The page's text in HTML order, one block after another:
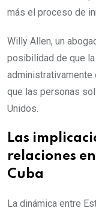
más el proceso de
Willy Allen, un
posibilidad de que
administrativamente
que las personas
Unidos.
Las
relaciones
Cuba
La dinámica entre